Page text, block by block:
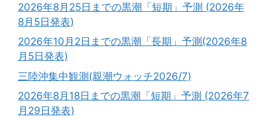
2026年8月25日までの黒潮「短期」予測 (2026年
8月5日発表)
2026年10月2日までの黒潮「長期」予測(2026年8
月5日発表)
三陸沖集中観測(親潮ウォッチ2026/7)
2026年8月18日までの黒潮「短期」予測 (2026年7
月29日発表)